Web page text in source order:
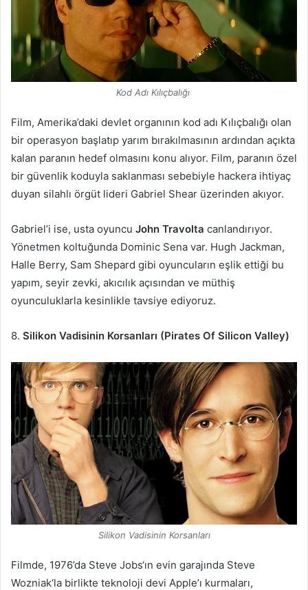
Kod Adı Kılıçbalığı
Film, Amerika’daki devlet organının kod adı Kılıçbalığı olan
bir operasyon başlatıp yarım bırakılmasının ardından açıkta
kalan paranın hedef olmasını konu alıyor. Film, paranın özel
bir güvenlik koduyla saklanması sebebiyle hackera ihtiyaç
duyan silahlı örgüt lideri Gabriel Shear üzerinden akıyor.
Gabriel’i ise, usta oyuncu John Travolta canlandırıyor.
Yönetmen koltuğunda Dominic Sena var. Hugh Jackman,
Halle Berry, Sam Shepard gibi oyuncuların eşlik ettiği bu
yapım, seyir zevki, akıcılık açısından ve müthiş
oyunculuklarla kesinlikle tavsiye ediyoruz.
8. Silikon Vadisinin Korsanları (Pirates Of Silicon Valley)
Silikon Vadisinin Korsanları
Filmde, 1976’da Steve Jobs‘ın evin garajında Steve
Wozniak‘la birlikte teknoloji devi Apple’ı kurmaları,